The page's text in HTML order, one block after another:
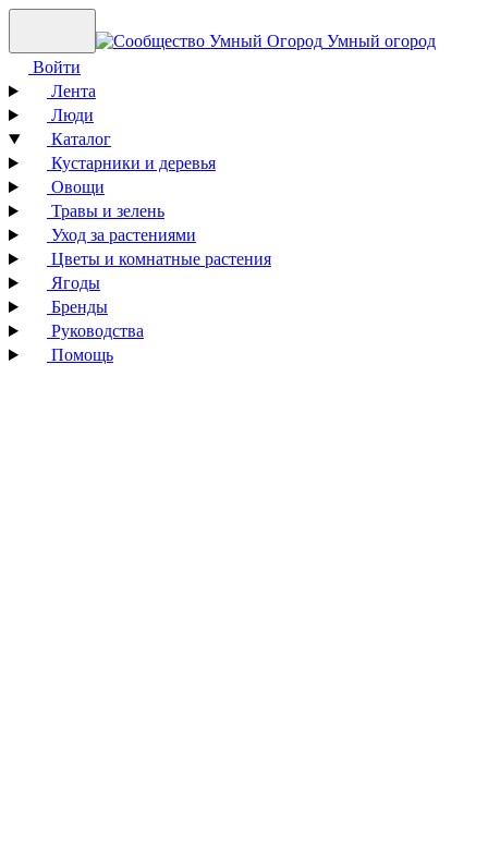
Умный огород
Войти
Лента
Люди
Каталог
Кустарники и деревья
Овощи
Травы и зелень
Уход за растениями
Цветы и комнатные растения
Ягоды
Бренды
Руководства
Помощь